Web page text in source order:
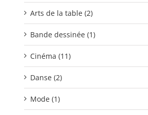
Arts de la table (2)
Bande dessinée (1)
Cinéma (11)
Danse (2)
Mode (1)